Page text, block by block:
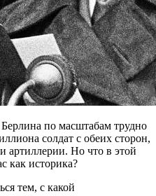
по масштабам трудно
солдат с обеих сторон,
артиллерии. Но что в этой
как историка?
тем, с какой